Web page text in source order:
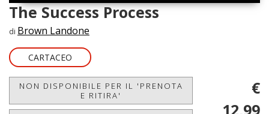
The Success Process
di Brown Landone
CARTACEO
NON DISPONIBILE PER IL 'PRENOTA
E RITIRA'
€
12,99